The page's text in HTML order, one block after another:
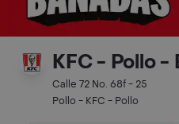
KFC - Pollo -
Calle 72 No. 68f - 25
Pollo - KFC - Pollo